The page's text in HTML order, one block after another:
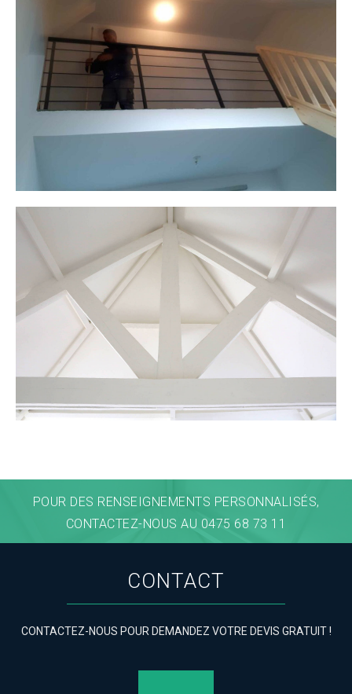
POUR DES RENSEIGNEMENTS PERSONNALISÉS,
CONTACTEZ-NOUS AU 0475 68 73 11
CONTACT
CONTACTEZ-NOUS POUR DEMANDEZ VOTRE DEVIS GRATUIT !